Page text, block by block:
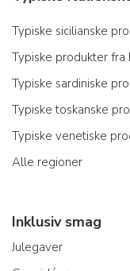
Typiske sicilianske
Typiske produkter fra
Typiske sardiniske
Typiske toskanske
Typiske venetiske
Alle regioner
Inklusiv smag
Julegaver